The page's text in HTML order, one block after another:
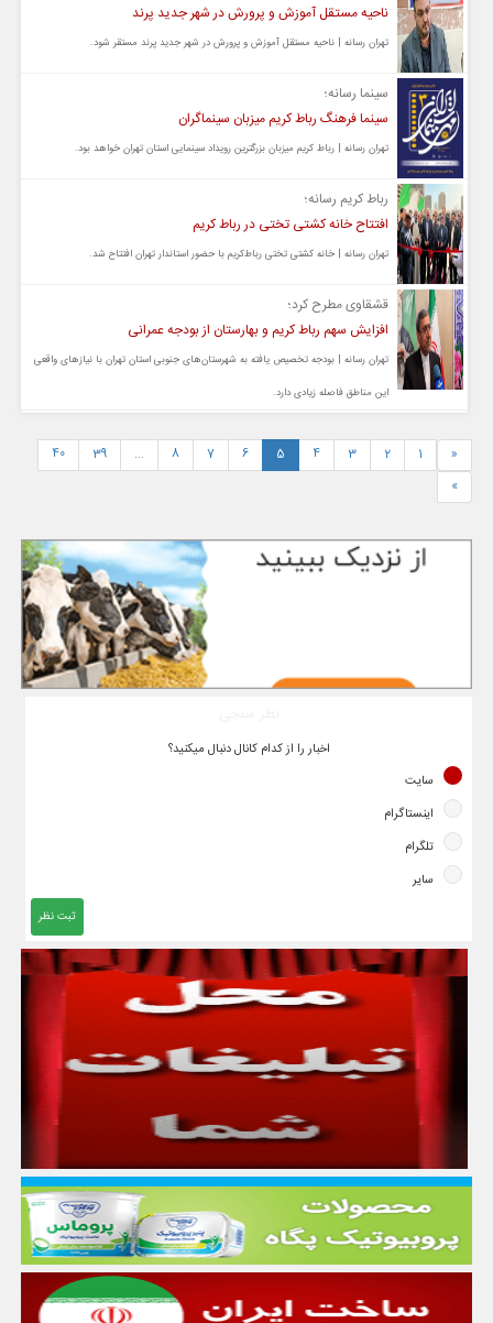
ناحیه مستقل آموزش و پرورش در شهر جدید پرند
تهران رسانه | ناحیه مستقل آموزش و پرورش در شهر جدید پرند مستقر شود.
سینما رسانه؛
سینما فرهنگ رباط کریم میزبان سینماگران
تهران رسانه | رباط کریم میزبان بزرگترین رویداد سینمایی استان تهران خواهد بود.
رباط کریم رسانه؛
افتتاح خانه کشتی تختی در رباط کریم
تهران رسانه | خانه کشتی تختی رباط‌کریم با حضور استاندار تهران افتتاح شد.
قشقاوی مطرح کرد؛
افزایش سهم رباط کریم و بهارستان از بودجه عمرانی
تهران رسانه | بودجه تخصیص یافته به شهرستان‌های جنوبی استان تهران با نیازهای واقعی
این مناطق فاصله زیادی دارد.
«
1
2
3
4
5
6
7
8
...
39
40
»
اخبار را از کدام کانال دنبال میکنید؟
سایت
اینستاگرام
تلگرام
سایر
ثبت نظر